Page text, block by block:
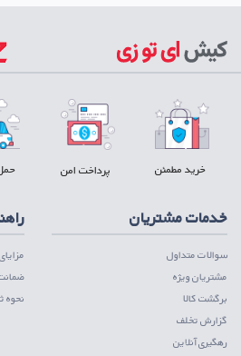
خرید مطمئن پرداخت امن
خدمات مشتریان
سوالات متداول
مشتریان ویژه
برگشت کالا
گزارش تخلف
رهگیری آنلاین